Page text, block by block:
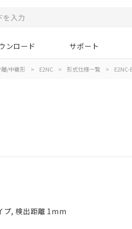
ンロード サポート
/中継形 > E2NC > 形式仕様一覧 > E2NC-
プ, 検出距離 1mm